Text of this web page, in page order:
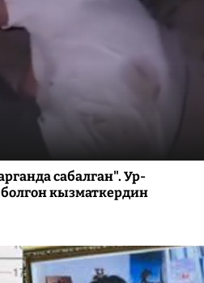
сабалган". Ур-
кызматкердин